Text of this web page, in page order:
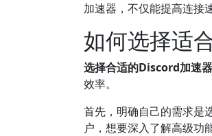
加速器，不仅能提高连接
如何选择适
选择合适的Discord加速器
效率。
首先，明确自己的需求是
户，想要深入了解高级功